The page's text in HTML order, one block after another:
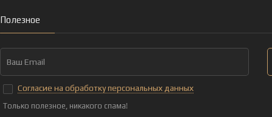
Полезное
Согласие на обработку персональных данных
Только полезное, никакого спама!